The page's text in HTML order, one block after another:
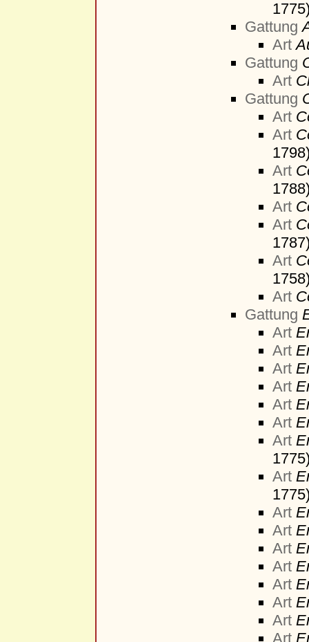
Gattung
Art
Gattung
Art
Gattung
Art
Art
Art
Art
Art
Art
Art
Gattung
Art
Art
Art
Art
Art
Art
Art
Art
Art
Art
Art
Art
Art
Art
Art
Art